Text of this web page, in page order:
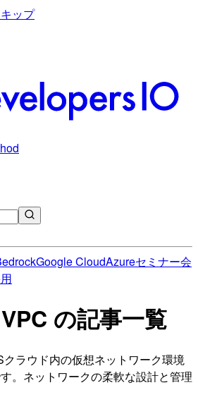
ップ
Google CloudAzureセミナー会
の記事一覧
ラウド内の仮想ネットワーク環境
。ネットワークの柔軟な設計と管理